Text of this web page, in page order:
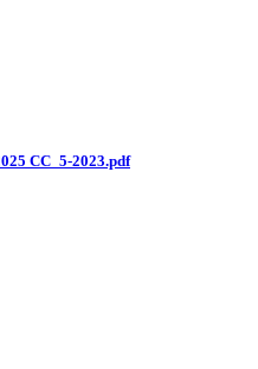
CC_5-2023.pdf